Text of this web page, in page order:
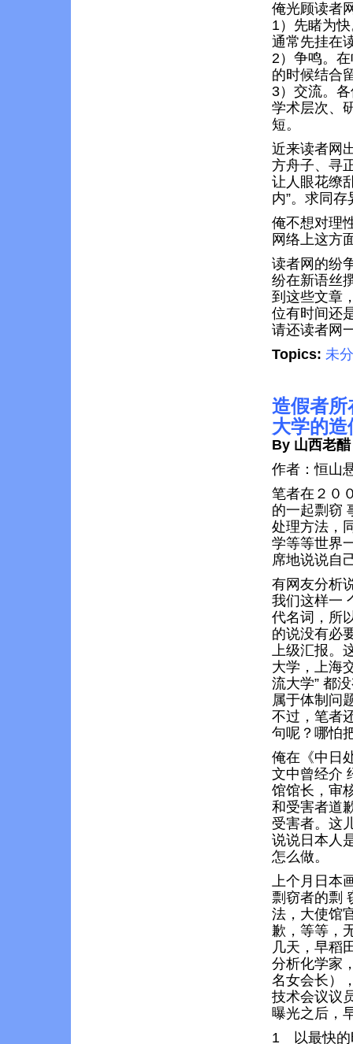
俺光顾读者
1）先睹为
通常先挂在
2）争鸣。
的时候结合
3）交流。
学术层次、
短。
近来读者网
方舟子、寻
让人眼花缭
内”。求同
俺不想对理
网络上这方
读者网的纷
纷在新语丝
到这些文章
位有时间还
请还读者网
Topics: 未
造假者所
大学的
By 山西老醋
作者：恒山
笔者在２０
的一起剽窃
处理方法，
学等等世界
席地说说自
有网友分析
我们这样一
代名词，所
的说没有必
上级汇报。
大学，上海
流大学” 都
属于体制问
不过，笔者
句呢？哪怕
俺在《中日
文中曾经介
馆馆长，审
和受害者道
受害者。这
说说日本人
怎么做。
上个月日本
剽窃者的剽
法，大使馆
歉，等等，
几天，早稻
分析化学家
名女会长）
技术会议议
曝光之后，
1 以最快的